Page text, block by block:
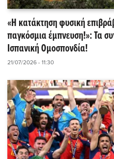
«Η κατάκτηση φυσική
παγκόσμια έμπνευση!»: Τα
Ισπανική Ομοσπονδία!
21/07/2026 - 11:30